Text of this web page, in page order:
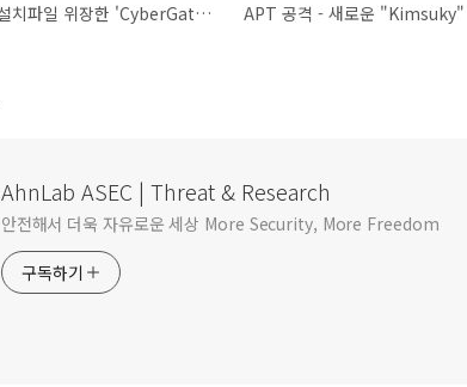
정상 설치파일 위장한 'CyberGate RAT' 원격제어 악성코드 감염
AhnLab ASEC | Threat & Research
안전해서 더욱 자유로운 세상 More Security, More Freedom
구독하기